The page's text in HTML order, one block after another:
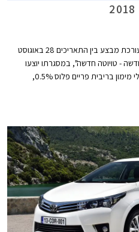
יוניון מוטורס, יבואנית טויוטה לישראל, עורכת מבצע בין התאריכים 28 באוגוסט
- טויוטה חדשה", במסגרתו יוצעו
לרוכשים הנחות ממחיר המחירון, מסלולי מימון בריבית פריים פלוס 0.5%,